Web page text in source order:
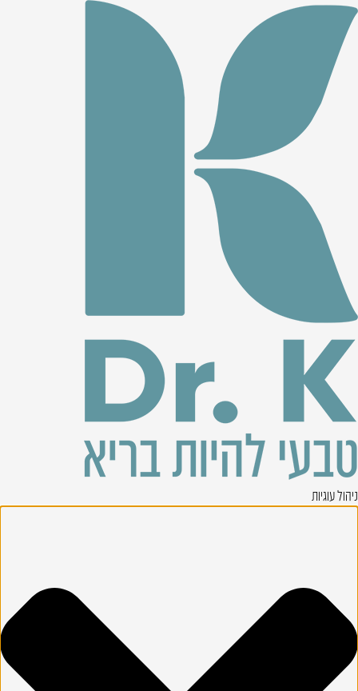
ניהול עוגיות